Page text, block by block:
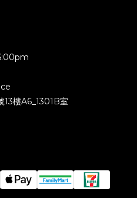
13樓A6_1301B室